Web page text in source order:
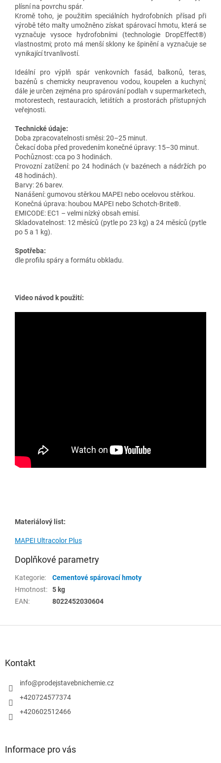
plísní na povrchu spár.
Kromě toho, je použitím speciálních hydrofobních přísad při
výrobě této malty umožněno získat spárovací hmotu, která se
vyznačuje vysoce hydrofobními (technologie DropEffect®)
vlastnostmi; proto má menší sklony ke špinění a vyznačuje se
vynikající trvanlivostí.
Ideální pro výplň spár venkovních fasád, balkonů, teras,
bazénů s chemicky neupravenou vodou, koupelen a kuchyní;
dále je určen zejména pro spárování podlah v supermarketech,
motorestech, restauracích, letištích a prostorách přístupných
veřejnosti.
Technické údaje:
Doba zpracovatelnosti směsi: 20–25 minut.
Čekací doba před provedením konečné úpravy: 15–30 minut.
Pochůznost: cca po 3 hodinách.
Provozní zatížení: po 24 hodinách (v bazénech a nádržích po
48 hodinách).
Barvy: 26 barev.
Nanášení: gumovou stěrkou MAPEI nebo ocelovou stěrkou.
Konečná úprava: houbou MAPEI nebo Schotch-Brite®.
EMICODE: EC1 – velmi nízký obsah emisí.
Skladovatelnost: 12 měsíců (pytle po 23 kg) a 24 měsíců (pytle
po 5 a 1 kg).
Spotřeba:
dle profilu spáry a formátu obkladu.
Video návod k použití:
Materiálový list:
MAPEI Ultracolor Plus
Doplňkové parametry
Kategorie:
Cementové spárovací hmoty
Hmotnost:
5 kg
EAN: 8022452030604
Kontakt
info@prodejstavebnichemie.cz
+420724577374
+420602512466
Informace pro vás